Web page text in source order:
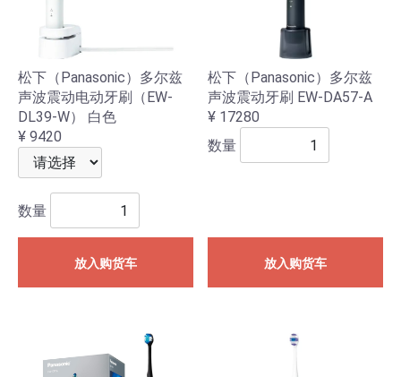
松下（Panasonic）多尔兹
声波震动电动牙刷（EW-
DL39-W） 白色
¥ 9420
数量
放入购货车
松下（Panasonic）多尔兹
声波震动牙刷 EW-DA57-A
¥ 17280
数量
放入购货车